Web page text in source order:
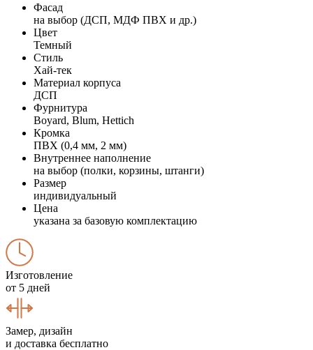
Фасад
на выбор (ДСП, МДФ ПВХ и др.)
Цвет
Темный
Стиль
Хай-тек
Материал корпуса
ДСП
Фурнитура
Boyard, Blum, Hettich
Кромка
ПВХ (0,4 мм, 2 мм)
Внутреннее наполнение
на выбор (полки, корзины, штанги)
Размер
индивидуальный
Цена
указана за базовую комплектацию
Изготовление
от 5 дней
Замер, дизайн
и доставка бесплатно